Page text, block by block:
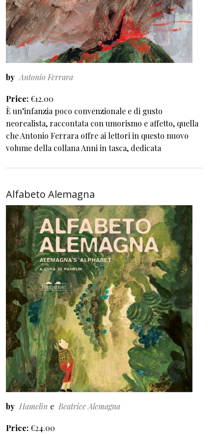
by Antonio Ferrara
Price €12.00
È un’infanzia poco convenzionale e di gusto
neorealista, raccontata con umorismo e affetto, quella
che Antonio Ferrara offre ai lettori in questo nuovo
volume della collana Anni in tasca, dedicata
Alfabeto Alemagna
by Hamelin Beatrice Alemagna
Price €24.00